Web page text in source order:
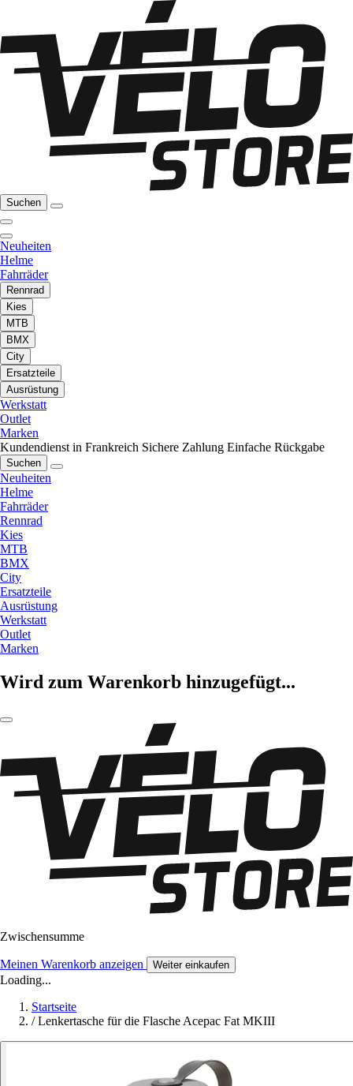
Suchen
Neuheiten
Helme
Fahrräder
Rennrad
Kies
MTB
BMX
City
Ersatzteile
Ausrüstung
Werkstatt
Outlet
Marken
Kundendienst in Frankreich Sichere Zahlung Einfache Rückgabe
Suchen
Neuheiten
Helme
Fahrräder
Rennrad
Kies
MTB
BMX
City
Ersatzteile
Ausrüstung
Werkstatt
Outlet
Marken
Wird zum Warenkorb hinzugefügt...
Zwischensumme
Meinen Warenkorb anzeigen Weiter einkaufen
Loading...
Startseite
/ Lenkertasche für die Flasche Acepac Fat MKIII